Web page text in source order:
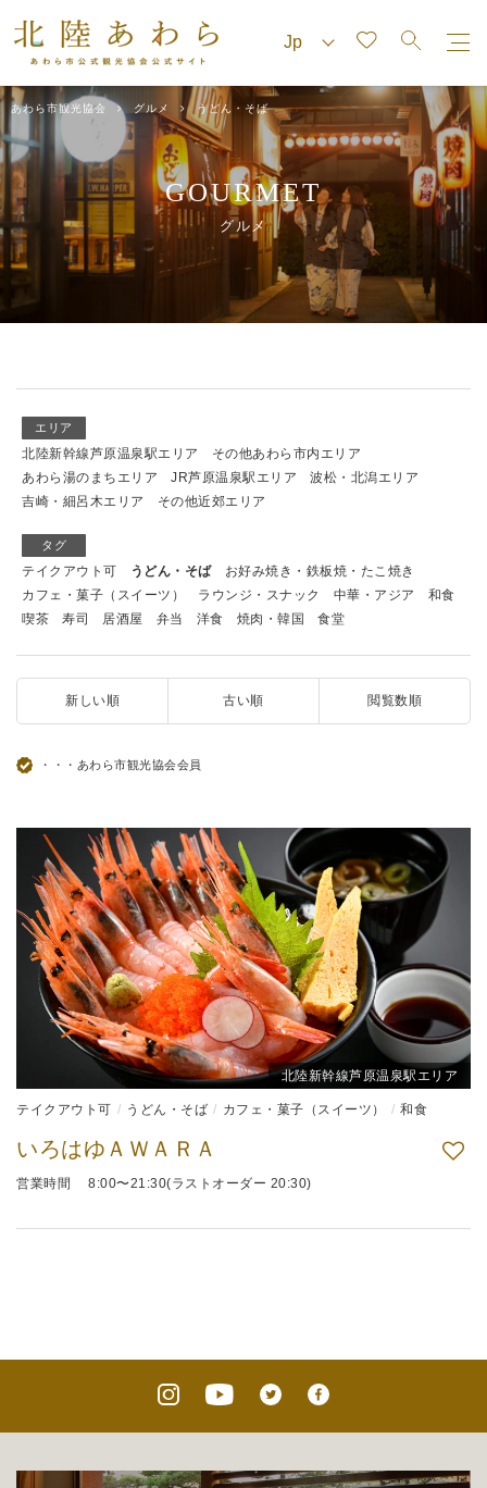
あわら市観光協会 グルメ うどん・そば
GOURMET
グルメ
エリア
北陸新幹線芦原温泉駅エリア
その他あわら市内エリア
あわら湯のまちエリア
JR芦原温泉駅エリア
波松・北潟エリア
吉崎・細呂木エリア
その他近郊エリア
タグ
テイクアウト可 うどん・そば
お好み焼き・鉄板焼・たこ焼き
カフェ・菓子（スイーツ）
ラウンジ・スナック 中華・アジア
和食
喫茶
寿司 居酒屋 弁当 洋食 焼肉・韓国 食堂
新しい順 古い順 閲覧数順
・・・あわら市観光協会会員
北陸新幹線芦原温泉駅エリア
テイクアウト可 うどん・そば カフェ・菓子（スイーツ） 和食
いろはゆＡＷＡＲＡ
営業時間 8:00〜21:30(ラストオーダー 20:30)